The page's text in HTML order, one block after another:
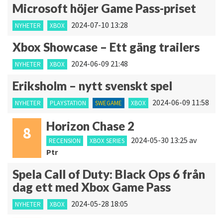
Microsoft höjer Game Pass-priset
NYHETER XBOX 2024-07-10 13:28
Xbox Showcase – Ett gäng trailers
NYHETER XBOX 2024-06-09 21:48
Eriksholm – nytt svenskt spel
NYHETER PLAYSTATION SWEGAME XBOX 2024-06-09 11:58
8 Horizon Chase 2
RECENSION XBOX SERIES 2024-05-30 13:25 av
Ptr
Spela Call of Duty: Black Ops 6 från
dag ett med Xbox Game Pass
NYHETER XBOX 2024-05-28 18:05